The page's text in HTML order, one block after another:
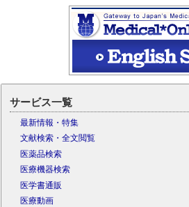
サービス一覧
最新情報・特集
文献検索・全文閲覧
医薬品検索
医療機器検索
医学書通販
医療動画